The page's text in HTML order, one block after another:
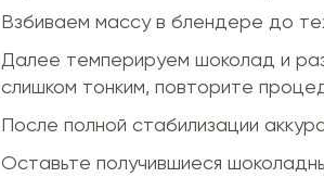
Взбиваем массу в блендере до
Далее темперируем шоколад и
слишком тонким, повторите
После полной стабилизации
Оставьте получившиеся